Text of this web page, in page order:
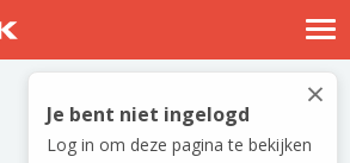
Nostalgische verhalen
Log in
Meld je gratis aan
×
Je bent niet ingelogd
Log in om deze pagina te bekijken